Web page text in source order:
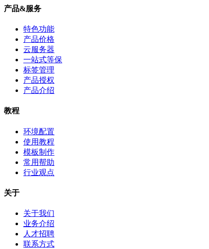
产品&服务
特色功能
产品价格
云服务器
一站式等保
标签管理
产品授权
产品介绍
教程
环境配置
使用教程
模板制作
常用帮助
行业观点
关于
关于我们
业务介绍
人才招聘
联系方式